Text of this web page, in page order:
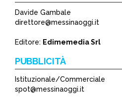
*
Davide Gambale
direttore@messinaoggi.it
Editore: Edimemedia Srl
PUBBLICITÀ
Istituzionale/Commerciale
spot@messinaoggi.it